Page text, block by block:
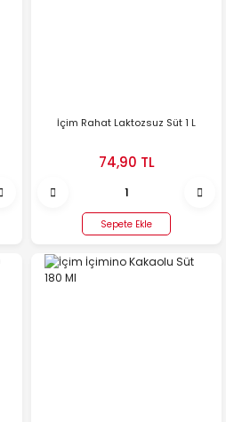
İçim Rahat Laktozsuz Süt 1 L
74,90 TL
Sepete Ekle